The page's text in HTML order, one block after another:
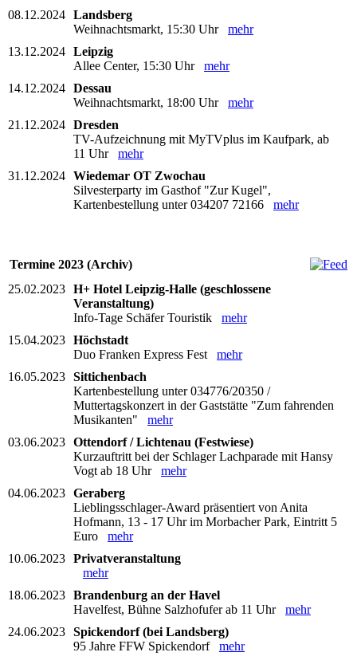
08.12.2024 Landsberg
Weihnachtsmarkt, 15:30 Uhr mehr
13.12.2024 Leipzig
Allee Center, 15:30 Uhr mehr
14.12.2024 Dessau
Weihnachtsmarkt, 18:00 Uhr mehr
21.12.2024 Dresden
TV-Aufzeichnung mit MyTVplus im Kaufpark, ab
11 Uhr mehr
31.12.2024 Wiedemar OT Zwochau
Silvesterparty im Gasthof "Zur Kugel",
Kartenbestellung unter 034207 72166 mehr
Termine 2023 (Archiv)
25.02.2023 H+ Hotel Leipzig-Halle (geschlossene
Veranstaltung)
Info-Tage Schäfer Touristik mehr
15.04.2023 Höchstadt
Duo Franken Express Fest mehr
16.05.2023 Sittichenbach
Kartenbestellung unter 034776/20350 /
Muttertagskonzert in der Gaststätte "Zum fahrenden
Musikanten" mehr
03.06.2023 Ottendorf / Lichtenau (Festwiese)
Kurzauftritt bei der Schlager Lachparade mit Hansy
Vogt ab 18 Uhr mehr
04.06.2023 Geraberg
Lieblingsschlager-Award präsentiert von Anita
Hofmann, 13 - 17 Uhr im Morbacher Park, Eintritt 5
Euro mehr
10.06.2023 Privatveranstaltung
mehr
18.06.2023 Brandenburg an der Havel
Havelfest, Bühne Salzhofufer ab 11 Uhr mehr
24.06.2023 Spickendorf (bei Landsberg)
95 Jahre FFW Spickendorf mehr